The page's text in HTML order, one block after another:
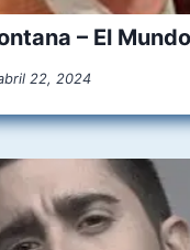
– El Mundo
22, 2024